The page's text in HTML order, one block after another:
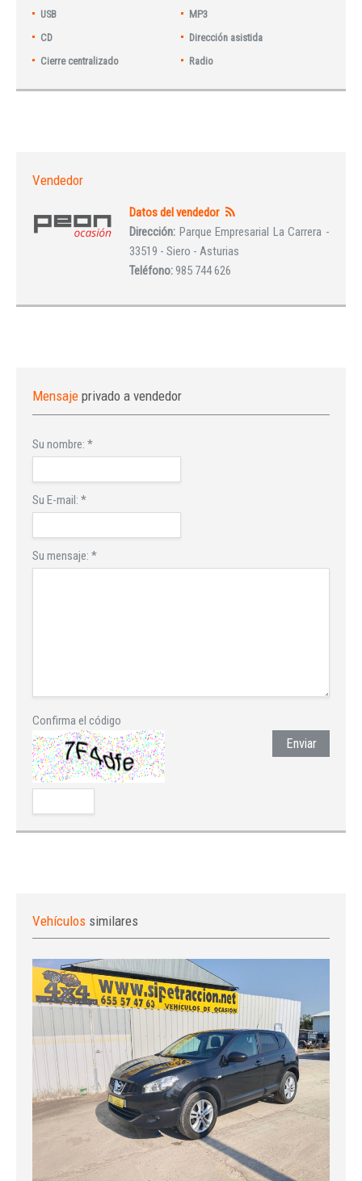
USB
MP3
CD
Dirección asistida
Cierre centralizado
Radio
Vendedor
Datos del vendedor
Dirección: Parque Empresarial La Carrera -
33519 - Siero - Asturias
Teléfono:985 744 626
Mensaje privado a vendedor
Su nombre: *
Su E-mail: *
Su mensaje: *
Confirma el código
Enviar
Vehículos similares